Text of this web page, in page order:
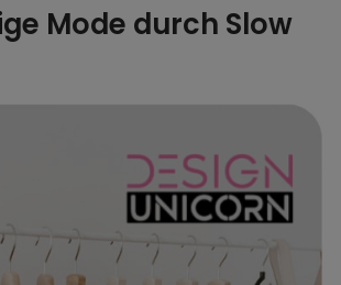
Mode durch Slow